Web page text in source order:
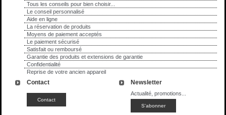
Tous les conseils pour bien choisir...
Le conseil personnalisé
Aide en ligne
La réservation de produits
Moyens de paiement acceptés
Le paiement sécurisé
Satisfait ou remboursé
Garantie des produits et extensions de garantie
Confidentialité
Reprise de votre ancien appareil
Contact Newsletter
Actualité, promotions...